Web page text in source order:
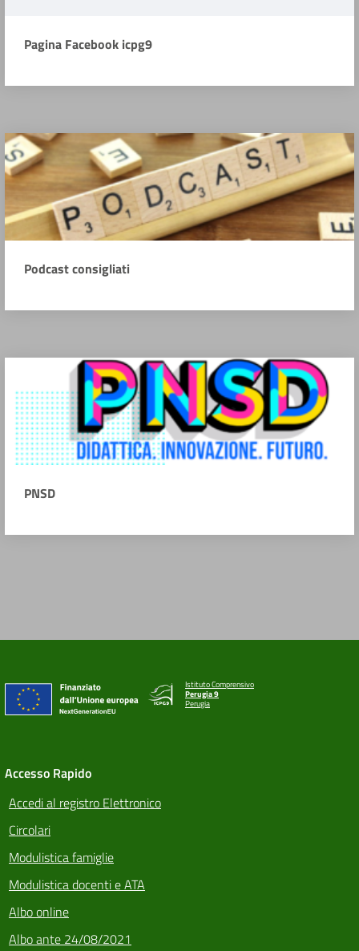
Pagina Facebook icpg9
Podcast consigliati
PNSD
Istituto Comprensivo
Perugia 9
Perugia
Accesso Rapido
Accedi al registro Elettronico
Circolari
Modulistica famiglie
Modulistica docenti e ATA
Albo online
Albo ante 24/08/2021